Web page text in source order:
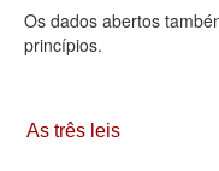
Agenda
Contato
Os dados abertos
princípios.
As três leis